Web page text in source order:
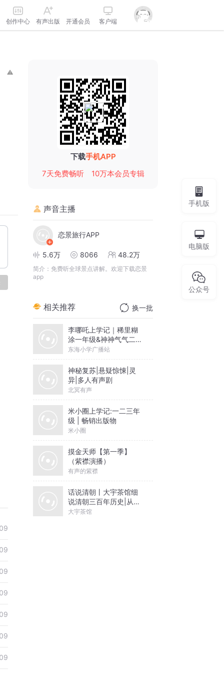
创作中心 有声出版 开通会员 客户端
下载手机APP
7天免费畅听
10万本会员专辑
声音主播
恋景旅行APP
5.6万 8066 48.2万
简介： 免费听全球景点讲解。欢迎下载恋景
app
相关推荐 换一批
李哪吒上学记｜稀里糊
涂一年级&神神气气二年
级
东海小学广播站
神秘复苏|悬疑惊悚|灵
异|多人有声剧
北冥有声
米小圈上学记:一二三年
级 | 畅销出版物
米小圈
摸金天师【第一季】
（紫襟演播）
有声的紫襟
话说清朝丨大宇茶馆细
说清朝三百年历史|从努
尔哈赤到末代皇帝溥仪|
大宇茶馆
手机版
电脑版
公众号